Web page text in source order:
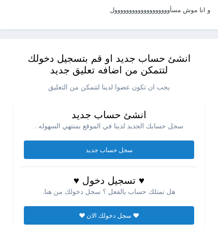
و انا موش مسأووووووووووووووووووول
انشئ حساب جديد او قم بتسجيل دخولك
لتتمكن من اضافه تعليق جديد
يجب ان تكون عضوا لدينا لتتمكن من التعليق
انشئ حساب جديد
سجل حسابك الجديد لدينا في الموقع بمنتهي السهوله .
سجل حساب جديد
♥ تسجيل دخول ♥
هل تمتلك حساب بالفعل ؟ سجل دخولك من هنا.
♥ سجل دخولك الان ♥